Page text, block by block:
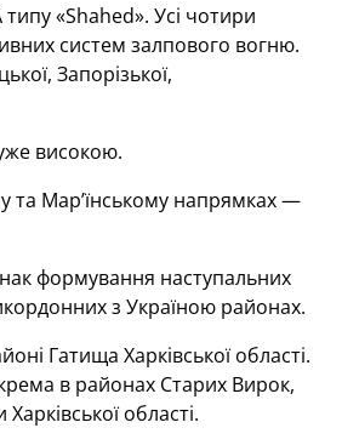
«Shahed». Усі чотири
систем залпового вогню.
Запорізької,
високою.
та Мар’їнському напрямках —
формування наступальних
з Україною районах.
Гатища Харківської області.
в районах Старих Вирок,
області.